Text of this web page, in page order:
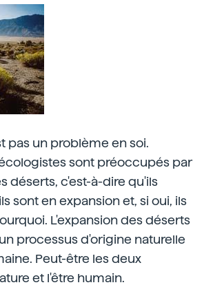
pas un problème en soi.
sont préoccupés par
déserts, c'est-à-dire qu'ils
sont en expansion et, si oui, ils
L'expansion des déserts
processus d'origine naturelle
Peut-être les deux
et l'être humain.